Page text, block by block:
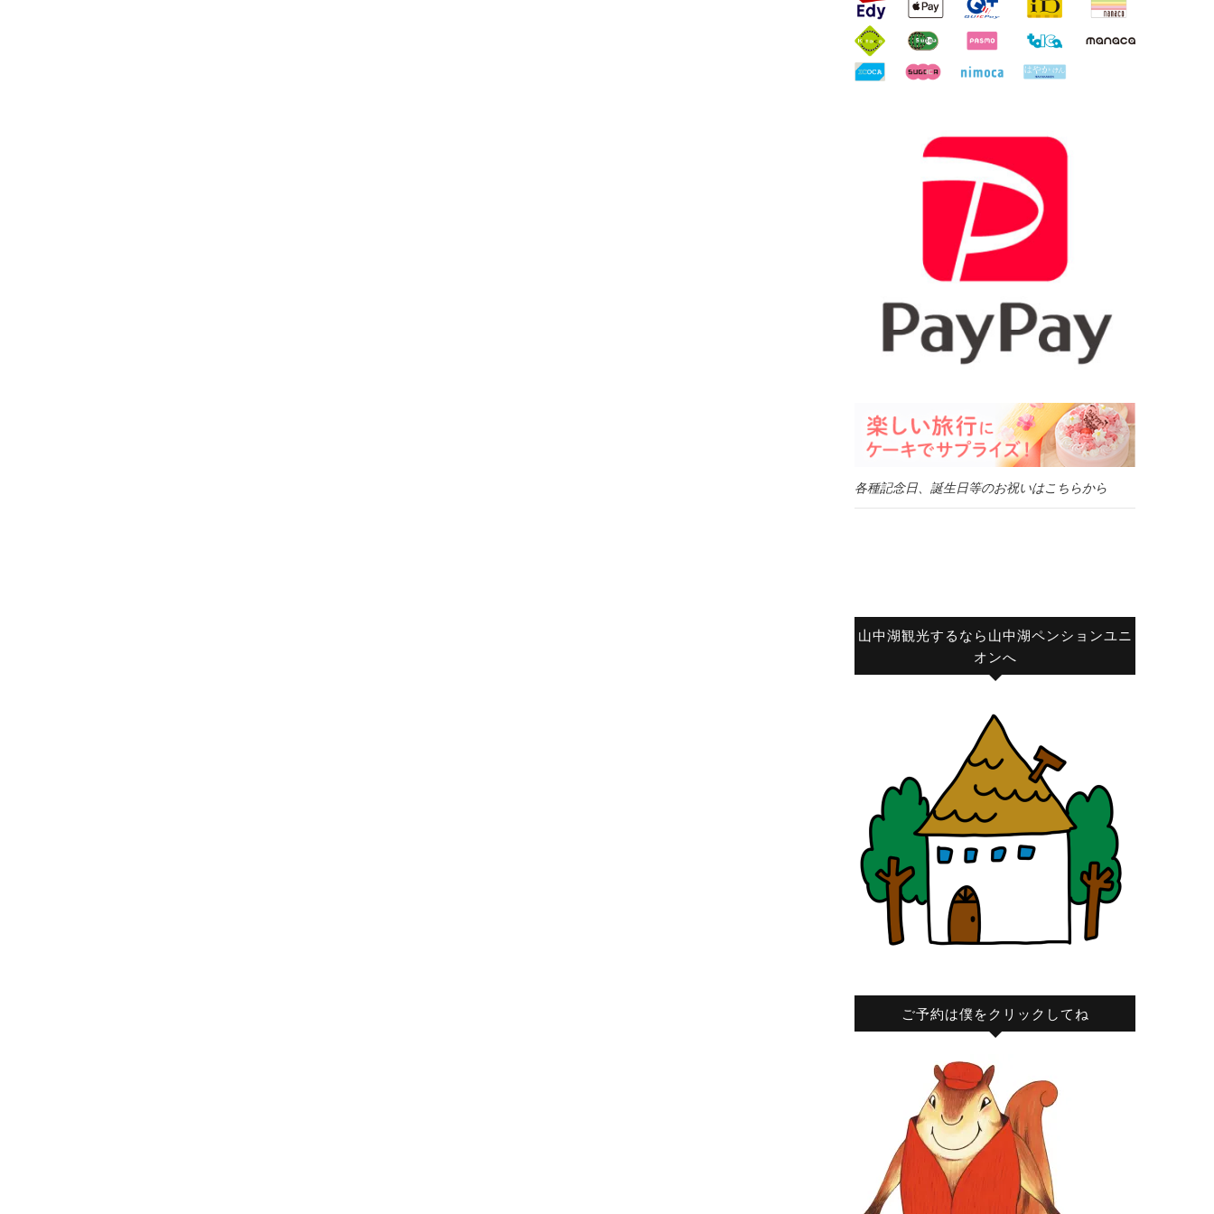
各種記念日、誕生日等のお祝いはこちらから
山中湖観光するなら山中湖ペンションユニ
オンへ
ご予約は僕をクリックしてね